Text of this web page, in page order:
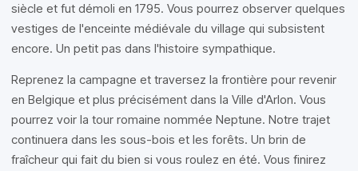
siècle et fut démoli en 1795. Vous pourrez observer quelques
vestiges de l'enceinte médiévale du village qui subsistent
encore. Un petit pas dans l'histoire sympathique.
Reprenez la campagne et traversez la frontière pour revenir
en Belgique et plus précisément dans la Ville d'Arlon. Vous
pourrez voir la tour romaine nommée Neptune. Notre trajet
continuera dans les sous-bois et les forêts. Un brin de
fraîcheur qui fait du bien si vous roulez en été. Vous finirez